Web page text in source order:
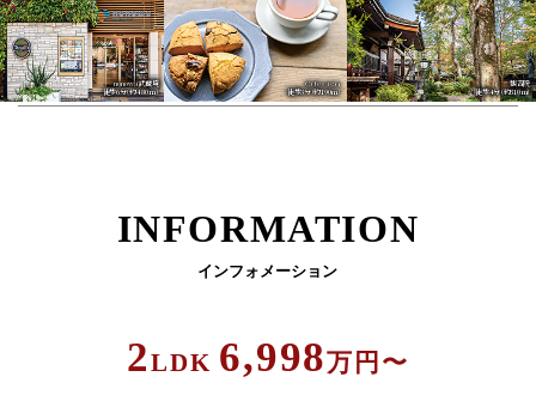
nonowa武蔵境
徒歩6分（約480m）
Cafe sacai
徒歩3分（約190m）
観音院
徒歩4分（約310m）
内廊下設計
INFORMATION
インフォメーション
2LDK 6,998万円〜